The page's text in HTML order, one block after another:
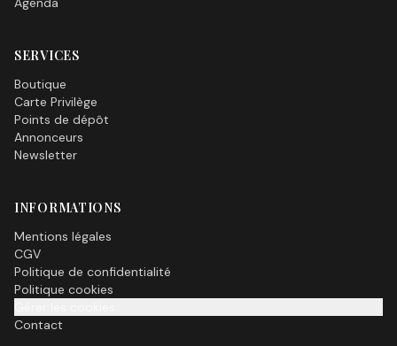
SERVICES
Boutique
Carte Privilège
Points de dépôt
Annonceurs
Newsletter
INFORMATIONS
Mentions légales
CGV
Politique de confidentialité
Politique cookies
Contact